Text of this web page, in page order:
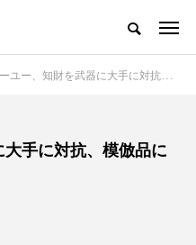
誌
BUSINESS
、知財を武器に大手に対抗、模倣品に徹底抗戦も（上）
手に対抗、模倣品に